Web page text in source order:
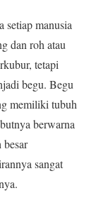
setiap manusia
dan roh atau
tetapi
begu. Begu
memiliki tubuh
berwarna
sangat